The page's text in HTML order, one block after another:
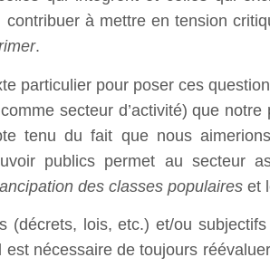
à mettre en tension
.
particulier pour poser ces
secteur d’activité) que
tenu du fait que nous
publics permet au secteur
des classes populaires et
(décrets, lois, etc.) et/ou
nécessaire de toujours